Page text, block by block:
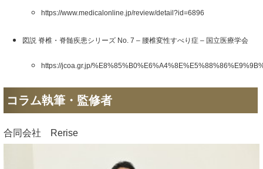
https://www.medicalonline.jp/review/detail?id=6896
図説 脊椎・脊髄疾患シリーズ No. 7 – 腰椎変性すべり症 – 国立医療学会
https://jcoa.gr.jp/
コラム執筆・監修者
合同会社 Rerise